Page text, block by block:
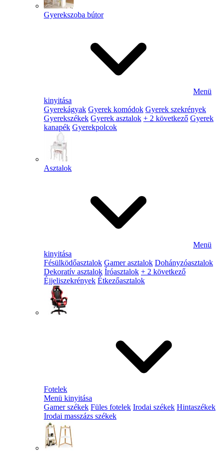
Gyerekszoba bútor
Menü
kinyitása
Gyerekágyak Gyerek komódok Gyerek szekrények
Gyerekszékek Gyerek asztalok + 2 következő Gyerek
kanapék Gyerekpolcok
Asztalok
Menü
kinyitása
Fésülködőasztalok Gamer asztalok Dohányzóasztalok
Dekoratív asztalok Íróasztalok + 2 következő
Éjjeliszekrények Étkezőasztalok
Fotelek
Menü kinyitása
Gamer székek Füles fotelek Irodai székek Hintaszékek
Irodai masszázs székek